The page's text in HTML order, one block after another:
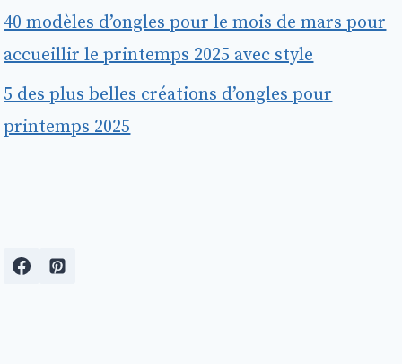
40 modèles d’ongles pour le mois de mars pour
accueillir le printemps 2025 avec style
5 des plus belles créations d’ongles pour
printemps 2025